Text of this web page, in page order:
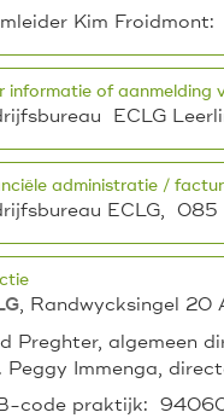
Kim
informatie of aanmelding
ECLG
administratie /
ECLG,
, Randwycksingel
Preghter,
Peggy Immenga,
code praktijk: